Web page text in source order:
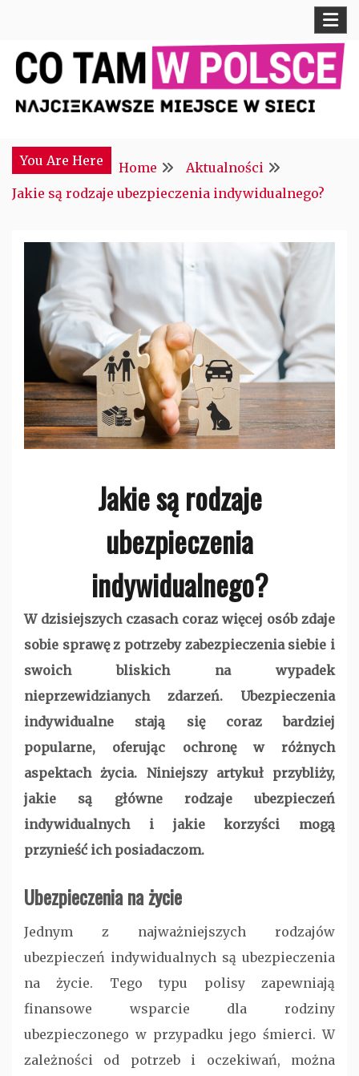
content
CTM POLONIA
You Are Here
Home
Aktualności
Jakie są rodzaje ubezpieczenia indywidualnego?
Jakie są rodzaje
ubezpieczenia
indywidualnego?
W dzisiejszych czasach coraz więcej osób zdaje
sobie sprawę z potrzeby zabezpieczenia siebie i
swoich bliskich na wypadek
nieprzewidzianych zdarzeń. Ubezpieczenia
indywidualne stają się coraz bardziej
popularne, oferując ochronę w różnych
aspektach życia. Niniejszy artykuł przybliży,
jakie są główne rodzaje ubezpieczeń
indywidualnych i jakie korzyści mogą
przynieść ich posiadaczom.
Ubezpieczenia na życie
Jednym z najważniejszych rodzajów
ubezpieczeń indywidualnych są ubezpieczenia
na życie. Tego typu polisy zapewniają
finansowe wsparcie dla rodziny
ubezpieczonego w przypadku jego śmierci. W
zależności od potrzeb i oczekiwań, można